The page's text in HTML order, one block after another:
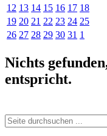
12 13 14 15 16 17 18
19 20 21 22 23 24 25
26 27 28 29 30 31 1
Nichts
entspricht.